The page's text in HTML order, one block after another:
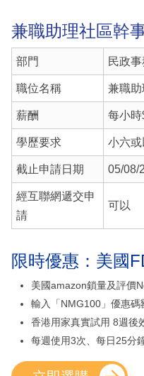
兼職助理社區幹
部門 民政
職位名稱 兼職
薪酬 每小時
學歷要求 小六或
截止申請日期 05/08/
經互聯網遞交申
請
可以
限時優惠：美國
美國amazon鎖量及評價
輸入「NMG100」優惠碼
香港用家真實試用 8週後
每週使用3次、每日25分